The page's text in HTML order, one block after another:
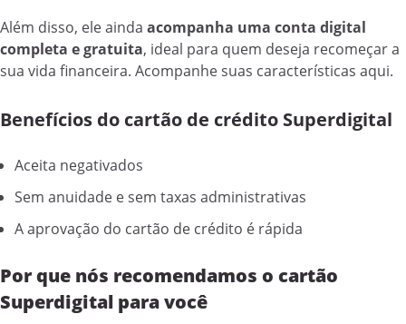
Além disso, ele ainda acompanha uma conta digital
completa e gratuita, ideal para quem deseja recomeçar a
sua vida financeira. Acompanhe suas características aqui.
Benefícios do cartão de crédito Superdigital
Aceita negativados
Sem anuidade e sem taxas administrativas
A aprovação do cartão de crédito é rápida
Por que nós recomendamos o cartão
Superdigital para você